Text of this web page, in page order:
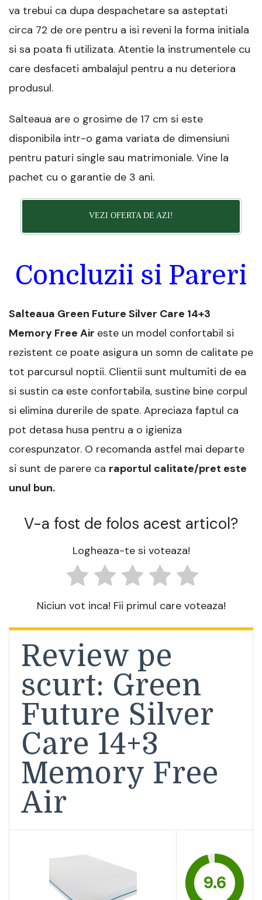
va trebui ca dupa despachetare sa asteptati
circa 72 de ore pentru a isi reveni la forma initiala
si sa poata fi utilizata. Atentie la instrumentele cu
care desfaceti ambalajul pentru a nu deteriora
produsul.
Salteaua are o grosime de 17 cm si este
disponibila intr-o gama variata de dimensiuni
pentru paturi single sau matrimoniale. Vine la
pachet cu o garantie de 3 ani.
VEZI OFERTA DE AZI!
Concluzii si Pareri
Salteaua Green Future Silver Care 14+3
Memory Free Air este un model confortabil si
rezistent ce poate asigura un somn de calitate pe
tot parcursul noptii. Clientii sunt multumiti de ea
si sustin ca este confortabila, sustine bine corpul
si elimina durerile de spate. Apreciaza faptul ca
pot detasa husa pentru a o igieniza
corespunzator. O recomanda astfel mai departe
si sunt de parere ca raportul calitate/pret este
unul bun.
V-a fost de folos acest articol?
Logheaza-te si voteaza!
Niciun vot inca! Fii primul care voteaza!
Review pe
scurt: Green
Future Silver
Care 14+3
Memory Free
Air
9.6